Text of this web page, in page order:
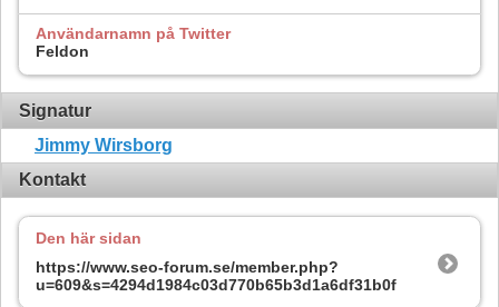
Användarnamn på Twitter
Feldon
Signatur
Jimmy Wirsborg
Kontakt
Den här sidan
https://www.seo-forum.se/member.php?
u=609&s=4294d1984c03d770b65b3d1a6df31b0f